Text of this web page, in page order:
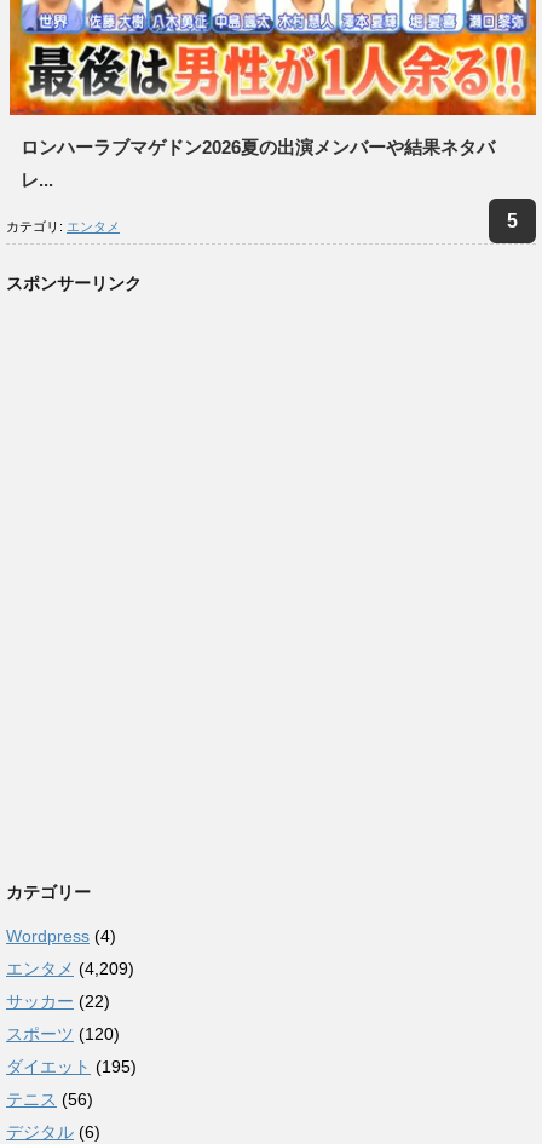
ロンハーラブマゲドン2026夏の出演メンバーや結果ネタバ
レ...
カテゴリ: エンタメ
スポンサーリンク
カテゴリー
Wordpress (4)
エンタメ (4,209)
サッカー (22)
スポーツ (120)
ダイエット (195)
テニス (56)
デジタル (6)